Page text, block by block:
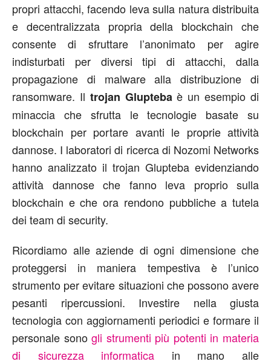
propri attacchi, facendo leva sulla natura distribuita
e decentralizzata propria della blockchain che
consente di sfruttare l’anonimato per agire
indisturbati per diversi tipi di attacchi, dalla
propagazione di malware alla distribuzione di
ransomware. Il trojan Gluptebaè un esempio di
minaccia che sfrutta le tecnologie basate su
blockchain per portare avanti le proprie attività
dannose. I laboratori di ricerca di Nozomi Networks
hanno analizzato il trojan Glupteba evidenziando
attività dannose che fanno leva proprio sulla
blockchain e che ora rendono pubbliche a tutela
dei team di security.
Ricordiamo alle aziende di ogni dimensione che
proteggersi in maniera tempestiva è l’unico
strumento per evitare situazioni che possono avere
pesanti ripercussioni. Investire nella giusta
tecnologia con aggiornamenti periodici e formare il
personale sonogli strumenti più potenti in materia
di sicurezza informatica in mano alle